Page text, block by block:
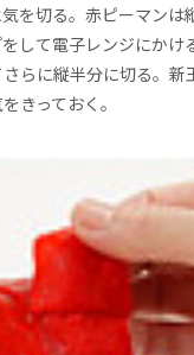
を切る。赤ピーマンは
して電子レンジにかけ
らに縦半分に切る。新
きっておく。